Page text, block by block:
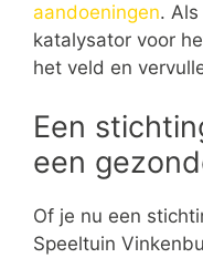
aandoeningen.
katalysator voor
het veld en
Een
een
Of je nu een
Speeltuin